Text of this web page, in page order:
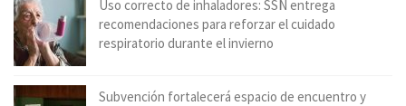
Uso correcto de inhaladores: SSÑ entrega
recomendaciones para reforzar el cuidado
respiratorio durante el invierno
Subvención fortalecerá espacio de encuentro y